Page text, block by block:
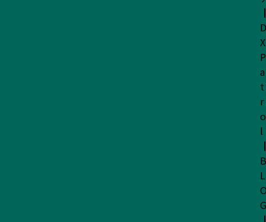
D
X
P
a
t
r
o
l
B
L
G